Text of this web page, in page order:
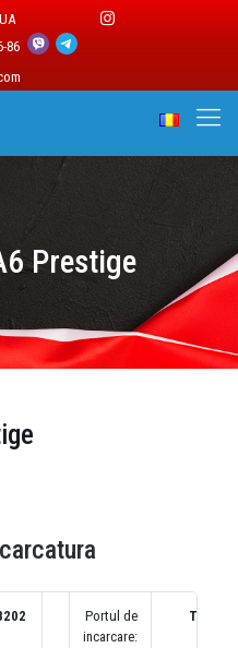
86
Prestige
Portul de
incarcare:
TX